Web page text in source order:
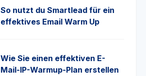
So nutzt du Smartlead für ein
effektives Email Warm Up
Wie Sie einen effektiven E-
Mail-IP-Warmup-Plan erstellen